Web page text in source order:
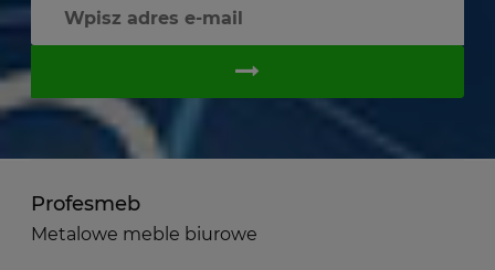
Profesmeb
Metalowe meble biurowe